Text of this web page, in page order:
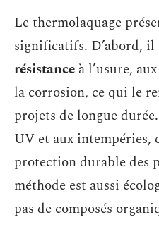
Le thermolaquage
significatifs. D’abord,
résistance à l’usure,
la corrosion, ce qui le
projets de longue
UV et aux intempéries,
protection durable des
méthode est aussi
pas de composés